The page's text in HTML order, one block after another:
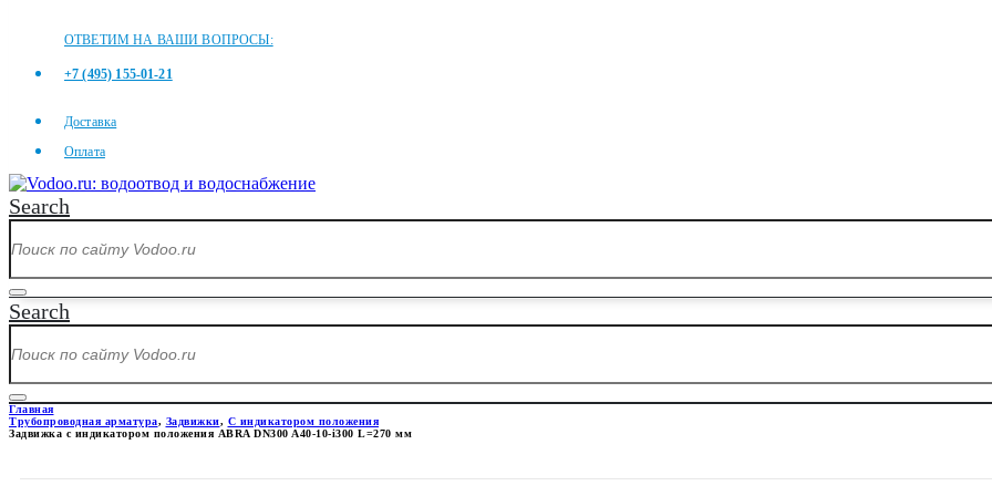
ОТВЕТИМ НА ВАШИ ВОПРОСЫ:
+7 (495) 155-01-21
Доставка
Оплата
Search
Search
Главная
Трубопроводная арматура, Задвижки, С индикатором положения
Задвижка с индикатором положения ABRA DN300 A40-10-i300 L=270 мм